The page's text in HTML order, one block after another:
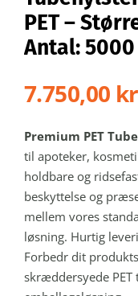
PET –
Antal:
7.750,00
Premium PET
til apoteker,
holdbare og
beskyttelse og
mellem vores
løsning. Hurtig
Forbedr dit
skræddersyede